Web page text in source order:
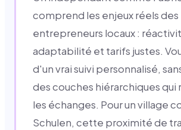
comprend les enjeux réels des
entrepreneurs locaux :
adaptabilité et tarifs justes.
d'un vrai suivi personnalisé,
des couches hiérarchiques qui
les échanges. Pour un village
Schulen, cette proximité de